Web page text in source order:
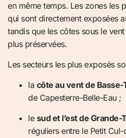
en même temps. Les zones les
qui sont directement exposées
tandis que les côtes sous le
plus préservées.
Les secteurs les plus exposés
la côte au vent de Basse-
de Capesterre-Belle-Eau ;
le sud et l’est de Grande-
réguliers entre le Petit